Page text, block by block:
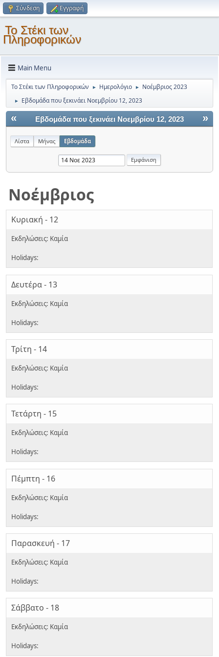
Σύνδεση Εγγραφή
Το Στέκι των
Πληροφορικών
Main Menu
Το Στέκι των Πληροφορικών ► Ημερολόγιο ► Νοέμβριος 2023
► Εβδομάδα που ξεκινάει Νοεμβρίου 12, 2023
« »
Εβδομάδα που ξεκινάει Νοεμβρίου 12, 2023
Λίστα Μήνας Εβδομάδα
Νοέμβριος
Κυριακή - 12
Δευτέρα - 13
Τρίτη - 14
Τετάρτη - 15
Πέμπτη - 16
Παρασκευή - 17
Σάββατο - 18